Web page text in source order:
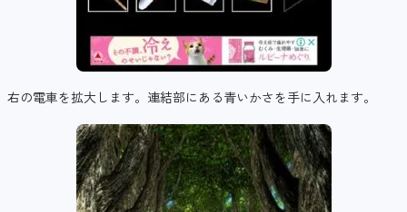
右の電車を拡大します。連結部にある青いかさを手に入れます。